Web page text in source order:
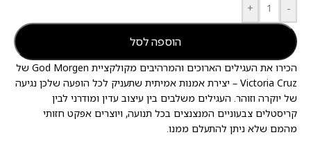
-
+
הוספה לסל
הכירו את העגילים הארוכים והמרהיבים מקולקציית God Morgen של
Victoria Cruz – יצירת אמנות אמיתית שתעניק לכל הופעה שלכן נגיעה
של יוקרה וזוהר. העגילים משלבים בין עיצוב עדין ומודרני לבין
קריסטלים צבעוניים המנצנצים בכל תנועה, ויוצרים אפקט חזותי
מהמם שלא ניתן להתעלם ממנו.